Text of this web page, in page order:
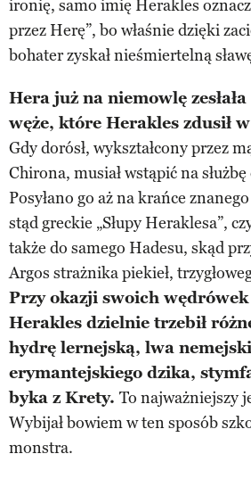
ironię, samo imię Herakles
przez Herę”, bo właśnie dzięki
bohater zyskał nieśmiertelną
Hera już na niemowlę
węże, które Herakles zdusił
Gdy dorósł, wykształcony przez
Chirona, musiał wstąpić na
Posyłano go aż na krańce
stąd greckie „Słupy Heraklesa”,
także do samego Hadesu, skąd
Argos strażnika piekieł,
Przy okazji swoich
Herakles dzielnie trzebił
hydrę lernejską, lwa
erymantejskiego dzika,
byka z Krety. To najważniejszy
Wybijał bowiem w ten sposób
monstra.